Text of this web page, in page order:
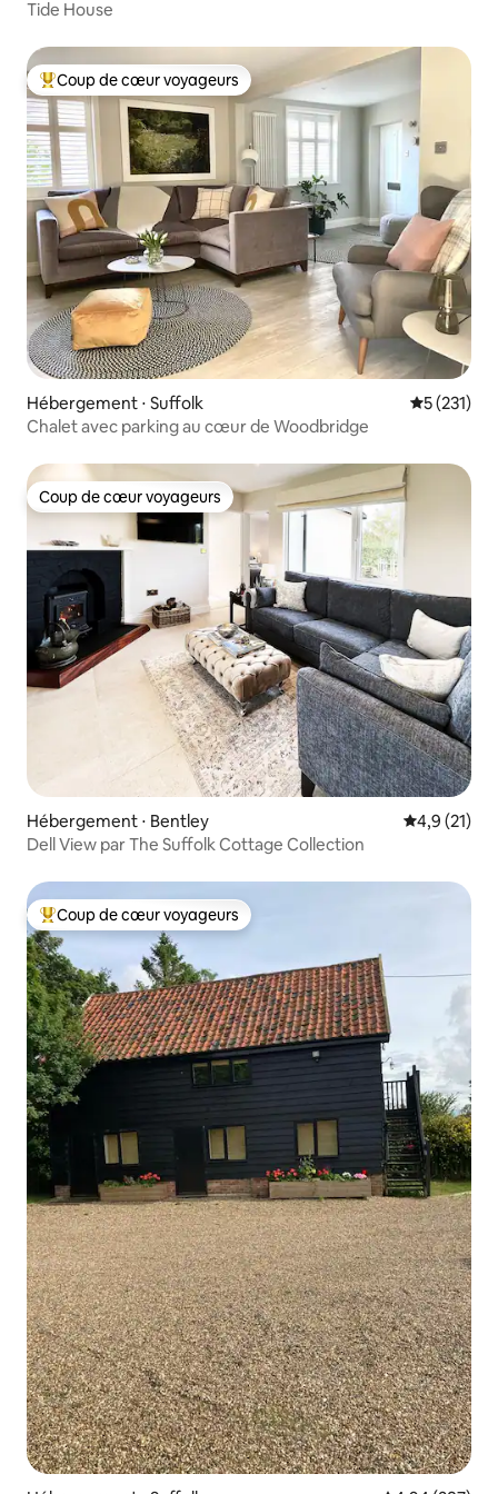
Tide House
Coups de cœur voyageurs les plus appréciés
Coup de cœur voyageurs
Hébergement ⋅ Suffolk Évaluation
5 (231)
Chalet avec parking au cœur de Woodbridge
Coup de cœur voyageurs
Coup de cœur voyageurs
Hébergement ⋅ Bentley Évaluation
4,9 (21)
Dell View par The Suffolk Cottage Collection
Coups de cœur voyageurs les plus appréciés
Coup de cœur voyageurs